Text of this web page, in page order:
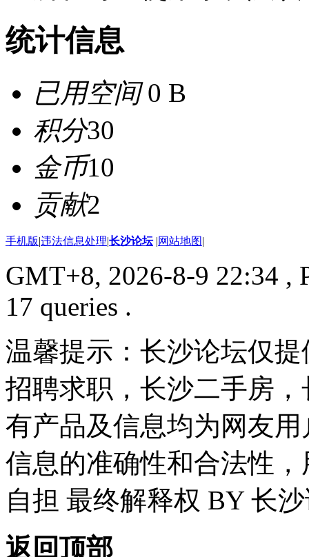
统计信息
已用空间0 B
积分30
金币10
贡献2
手机版|违法信息处理|长沙论坛 |网站地图|
GMT+8, 2026-8-9 22:34 ,
17 queries .
温馨提示：长沙论坛仅
招聘求职，长沙二手房
有产品及信息均为网友
信息的准确性和合法性
自担 最终解释权 BY 长
返回顶部